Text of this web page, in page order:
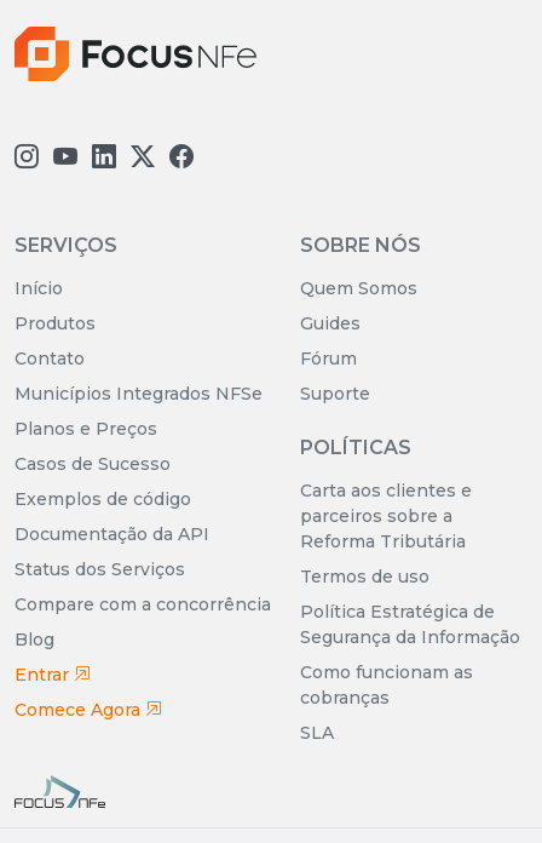
SERVIÇOS
Início
Produtos
Contato
Municípios Integrados NFSe
Planos e Preços
Casos de Sucesso
Exemplos de código
Documentação da API
Status dos Serviços
Compare com a concorrência
Blog
Entrar
Comece Agora
SOBRE NÓS
Quem Somos
Guides
Fórum
Suporte
POLÍTICAS
Carta aos clientes e
parceiros sobre a
Reforma Tributária
Termos de uso
Política Estratégica de
Segurança da Informação
Como funcionam as
cobranças
SLA